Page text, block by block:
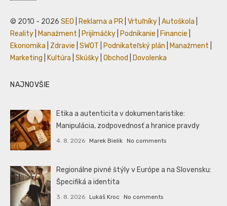
© 2010 - 2026 SEO Reklama a PR Vrtuľníky Autoškola
Reality
Manažment Prijímáčky Podnikanie Financie
Ekonomika
Zdravie SWOT Podnikateľský plán Manažment
Marketing
Kultúra Skúšky Obchod Dovolenka
NAJNOVŠIE
Etika a autenticita v dokumentaristike:
Manipulácia, zodpovednosť a hranice pravdy
4. 8. 2026 Marek Bielik No comments
Regionálne pivné štýly v Európe a na Slovensku:
Špecifiká a identita
3. 8. 2026 Lukáš Kroc No comments